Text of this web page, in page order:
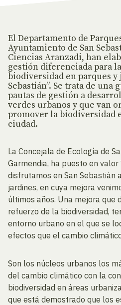
El Departamento de
Ayuntamiento de San
Ciencias Aranzadi, han
gestión diferenciada para
biodiversidad en parques y
Sebastián”. Se trata de una
pautas de gestión a
verdes urbanos y que van
promover la biodiversidad
ciudad.
La Concejala de Ecología de
Garmendia, ha puesto en
disfrutamos en San Sebastián
jardines, en cuya mejora
últimos años. Una mejora que
refuerzo de la biodiversidad,
entorno urbano en el que se
efectos que el cambio
Son los núcleos urbanos los
del cambio climático con la
biodiversidad en áreas
que está demostrado que los